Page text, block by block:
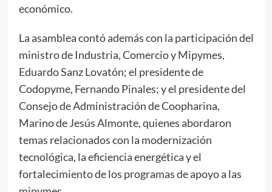
económico.
La asamblea contó además con la participación del
ministro de Industria, Comercio y Mipymes,
Eduardo Sanz Lovatón; el presidente de
Codopyme, Fernando Pinales; y el presidente del
Consejo de Administración de Coopharina,
Marino de Jesús Almonte, quienes abordaron
temas relacionados con la modernización
tecnológica, la eficiencia energética y el
fortalecimiento de los programas de apoyo a las